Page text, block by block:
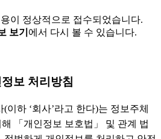
이 정상적으로 접수되었습니다.
보기 에서 다시 볼 수 있습니다.
보 처리방침
하 ‘회사’라고 한다)는 정보주체
「개인정보 보호법」 및 관계 법